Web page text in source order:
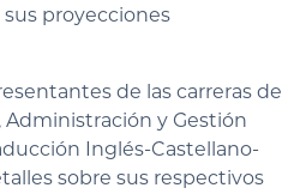
proyecciones
de las carreras de
Administración y Gestión
Inglés-Castellano-
sobre sus respectivos